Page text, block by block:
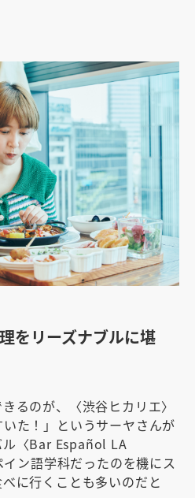
をリーズナブルに堪
るのが、〈渋谷ヒカリエ〉
た！」というサーヤさんが
ル〈Bar Español LA
ン語学科だったのを機にス
に行くことも多いのだと